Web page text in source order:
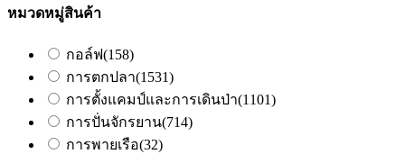
หมวดหมู่สินค้า
กอล์ฟ(158)
การตกปลา(1531)
การตั้งแคมป์และการเดินป่า(1101)
การปั่นจักรยาน(714)
การพายเรือ(32)